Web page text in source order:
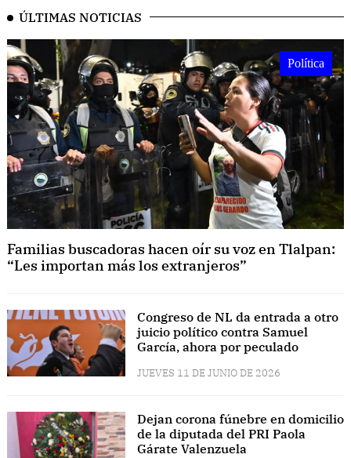
ÚLTIMAS NOTICIAS
Política
Familias buscadoras hacen oír su voz en Tlalpan:
“Les importan más los extranjeros”
Congreso de NL da entrada a otro
juicio político contra Samuel
García, ahora por peculado
JUEVES 11 DE JUNIO DE 2026
Dejan corona fúnebre en domicilio
de la diputada del PRI Paola
Gárate Valenzuela